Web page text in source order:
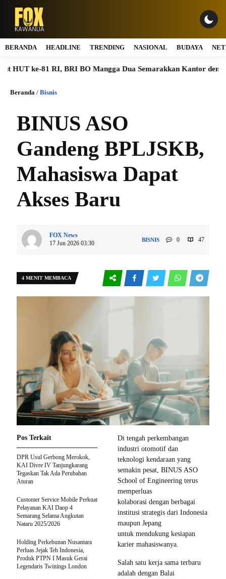
BERANDA HEADLINE TRENDING NASIONAL BUDAYA
RI, BRI BO Mangga Dua Semarakkan Kantor dengan Nuansa
Beranda / Bisnis
BINUS ASO
Gandeng BPLJSKB,
Mahasiswa Dapat
Akses Baru
FOX News
17 Jun 2026 03:30
BISNIS 0 47
4 MENIT MEMBACA
Di tengah perkembangan
industri otomotif dan
teknologi kendaraan yang
semakin pesat, BINUS ASO
School of Engineering terus
memperluas
kolaborasi dengan berbagai
institusi strategis dari Indonesia
maupun Jepang
untuk mendukung kesiapan
karier mahasiswanya.
Salah satu kerja sama terbaru
adalah dengan Balai
Pos Terkait
DPR Usul Gerbong Merokok,
KAI Divre IV Tanjungkarang
Tegaskan Tak Ada Perubahan
Aturan
Customer Service Mobile Perkuat
Pelayanan KAI Daop 4
Semarang Selama Angkutan
Nataru 2025/2026
Holding Perkebunan Nusantara
Perluas Jejak Teh Indonesia,
Produk PTPN I Masuk Gerai
Legendaris Twinings London